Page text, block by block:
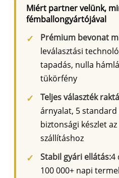
Miért partner velünk,
fémballongyártójával
Prémium bevonat
leválasztási
tapadás, nulla
tükörfény
Teljes választék
árnyalat, 5
biztonsági készlet
szállításhoz
Stabil gyári ellátás:4
100 000+ napi